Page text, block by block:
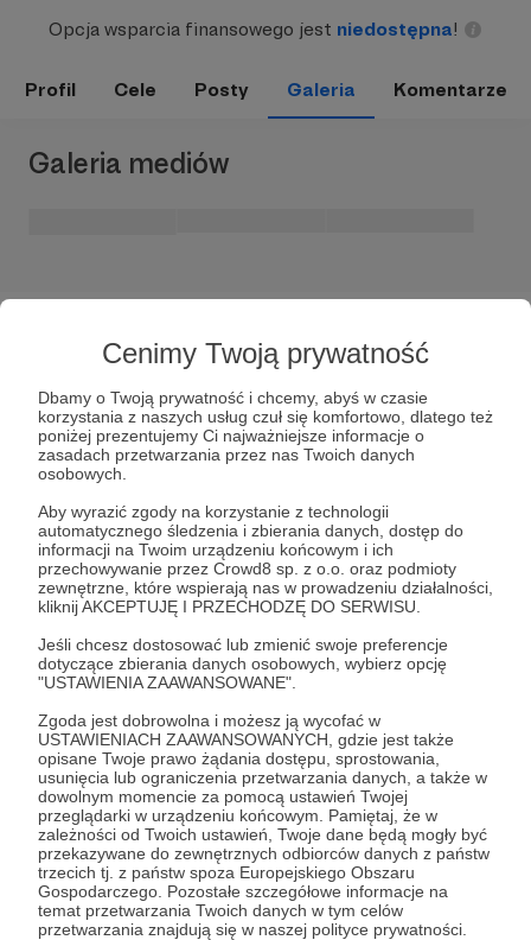
Cenimy Twoją prywatność
Dbamy o Twoją prywatność i chcemy, abyś w czasie
korzystania z naszych usług czuł się komfortowo, dlatego też
poniżej prezentujemy Ci najważniejsze informacje o
zasadach przetwarzania przez nas Twoich danych
osobowych.
Aby wyrazić zgody na korzystanie z technologii
automatycznego śledzenia i zbierania danych, dostęp do
informacji na Twoim urządzeniu końcowym i ich
przechowywanie przez Crowd8 sp. z o.o. oraz podmioty
zewnętrzne, które wspierają nas w prowadzeniu działalności,
kliknij AKCEPTUJĘ I PRZECHODZĘ DO SERWISU.
Jeśli chcesz dostosować lub zmienić swoje preferencje
dotyczące zbierania danych osobowych, wybierz opcję
"USTAWIENIA ZAAWANSOWANE".
Zgoda jest dobrowolna i możesz ją wycofać w
USTAWIENIACH ZAAWANSOWANYCH, gdzie jest także
opisane Twoje prawo żądania dostępu, sprostowania,
usunięcia lub ograniczenia przetwarzania danych, a także w
dowolnym momencie za pomocą ustawień Twojej
przeglądarki w urządzeniu końcowym. Pamiętaj, że w
zależności od Twoich ustawień, Twoje dane będą mogły być
przekazywane do zewnętrznych odbiorców danych z państw
trzecich tj. z państw spoza Europejskiego Obszaru
Gospodarczego. Pozostałe szczegółowe informacje na
temat przetwarzania Twoich danych w tym celów
przetwarzania znajdują się w naszej polityce prywatności.
Opcja wsparcia finansowego jest niedostępna!
Profil Cele Posty Galeria Komentarze
Galeria mediów
Dołącz do grona Patronów!
Wesprzyj działalność Autora
Zostań Patronem
Promowani autorzy
BezPlanu
423 patronów 15420 zł miesięcznie
Projekt BezPlanu powstał 11 lutego 2017
roku, kiedy to na kanale o tej samej nazwie
pojawił się pierwszy film